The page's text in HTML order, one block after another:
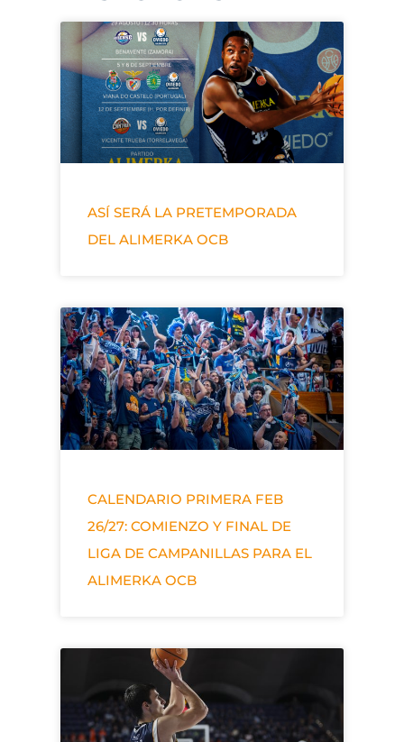
ASÍ SERÁ LA PRETEMPORADA
DEL ALIMERKA OCB
CALENDARIO PRIMERA FEB
26/27: COMIENZO Y FINAL DE
LIGA DE CAMPANILLAS PARA EL
ALIMERKA OCB